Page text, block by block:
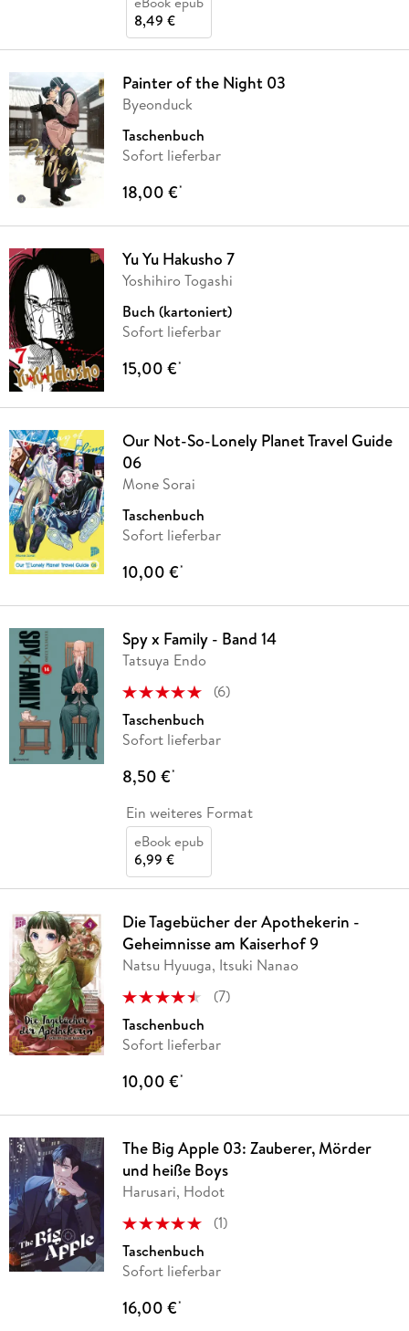
8,49 €
Painter of the Night 03
Byeonduck
Taschenbuch
Sofort lieferbar
18,00 €*
Yu Yu Hakusho 7
Yoshihiro Togashi
Buch (kartoniert)
Sofort lieferbar
15,00 €*
Our Not-So-Lonely Planet Travel Guide
06
Mone Sorai
Taschenbuch
Sofort lieferbar
10,00 €*
Spy x Family - Band 14
Tatsuya Endo
(6)
Taschenbuch
Sofort lieferbar
8,50 €*
Ein weiteres Format
eBook epub
6,99 €
Die Tagebücher der Apothekerin -
Geheimnisse am Kaiserhof 9
Natsu Hyuuga, Itsuki Nanao
(7)
Taschenbuch
Sofort lieferbar
10,00 €*
The Big Apple 03: Zauberer, Mörder
und heiße Boys
Harusari, Hodot
(1)
Taschenbuch
Sofort lieferbar
16,00 €*